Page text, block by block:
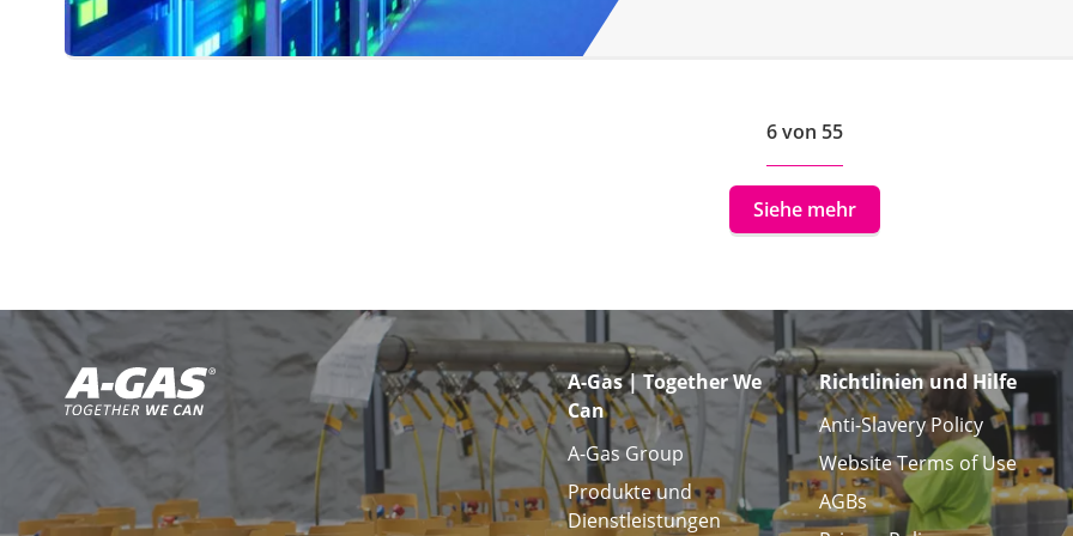
6 von 55
Siehe mehr
A-Gas | Together We
Can
A-Gas Group
Produkte und
Dienstleistungen
Richtlinien und Hilfe
Anti-Slavery Policy
Website Terms of Use
AGBs